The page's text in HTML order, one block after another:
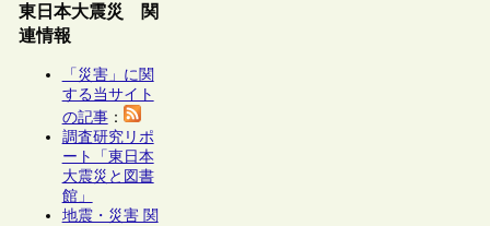
東日本大震災 関
連情報
「災害」に関
する当サイト
の記事：
調査研究リポ
ート「東日本
大震災と図書
館」
地震・災害 関